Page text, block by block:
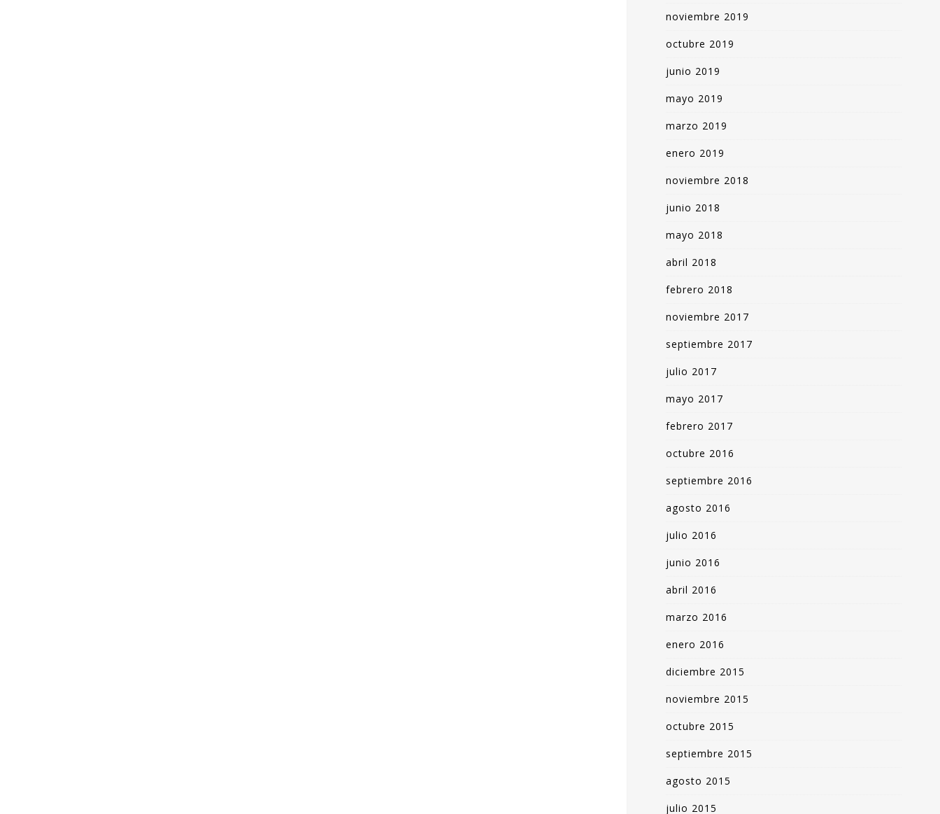
noviembre 2019
octubre 2019
junio 2019
mayo 2019
marzo 2019
enero 2019
noviembre 2018
junio 2018
mayo 2018
abril 2018
febrero 2018
noviembre 2017
septiembre 2017
julio 2017
mayo 2017
febrero 2017
octubre 2016
septiembre 2016
agosto 2016
julio 2016
junio 2016
abril 2016
marzo 2016
enero 2016
diciembre 2015
noviembre 2015
octubre 2015
septiembre 2015
agosto 2015
julio 2015